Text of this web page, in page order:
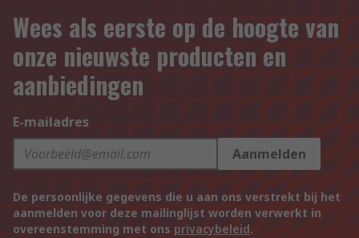
Wees als eerste op de hoogte van
onze nieuwste producten en
aanbiedingen
E-mailadres
Aanmelden
De persoonlijke gegevens die u aan ons verstrekt bij het
aanmelden voor deze mailinglijst worden verwerkt in
overeenstemming met ons privacybeleid.